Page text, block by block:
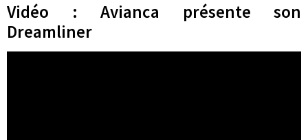
Vidéo : Avianca présente son
Dreamliner